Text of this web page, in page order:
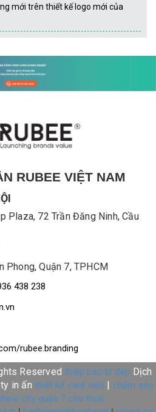
mới trên thiết kế logo mới của
RUBEE VIỆT NAM
Plaza, 72 Trần Đăng Ninh, Cầu
Phong, Quận 7, TPHCM
438 238
rubee.branding
Reservedthiệp bao bì đẹp Dịch
ty in ấnthiết kế card visit| chăm sóc
city quận 7 cho thuê